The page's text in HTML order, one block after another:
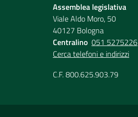
Assemblea legislativa
Viale Aldo Moro, 50
40127 Bologna
Centralino 051 5275226
Cerca telefoni e indirizzi
C.F. 800.625.903.79